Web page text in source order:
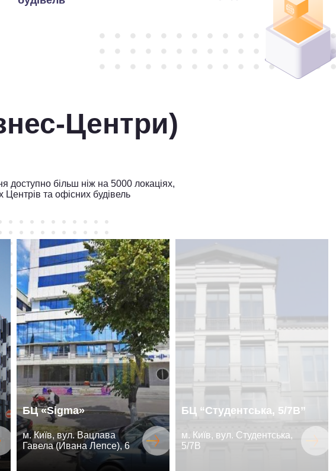
Центри)
більш ніж на 5000 локаціях,
та офісних будівель
БЦ «Sigma»
м. Київ, вул. Вацлава
Гавела (Ивана Лепсе), 6
БЦ “Студентська, 5/7В”
м. Київ, вул. Студентська,
5/7В